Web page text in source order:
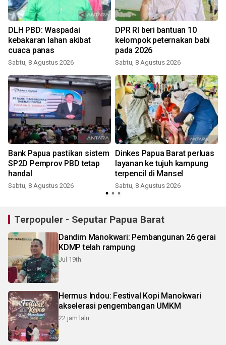
DLH PBD: Waspadai
kebakaran lahan akibat
cuaca panas
Sabtu, 8 Agustus 2026
DPR RI beri bantuan 10
kelompok peternakan babi
pada 2026
Sabtu, 8 Agustus 2026
Bank Papua pastikan sistem
SP2D Pemprov PBD tetap
handal
Sabtu, 8 Agustus 2026
Dinkes Papua Barat perluas
layanan ke tujuh kampung
terpencil di Mansel
Sabtu, 8 Agustus 2026
Terpopuler - Seputar Papua Barat
Dandim Manokwari: Pembangunan 26 gerai
KDMP telah rampung
Jul 19th
Hermus Indou: Festival Kopi Manokwari
akselerasi pengembangan UMKM
22 jam lalu